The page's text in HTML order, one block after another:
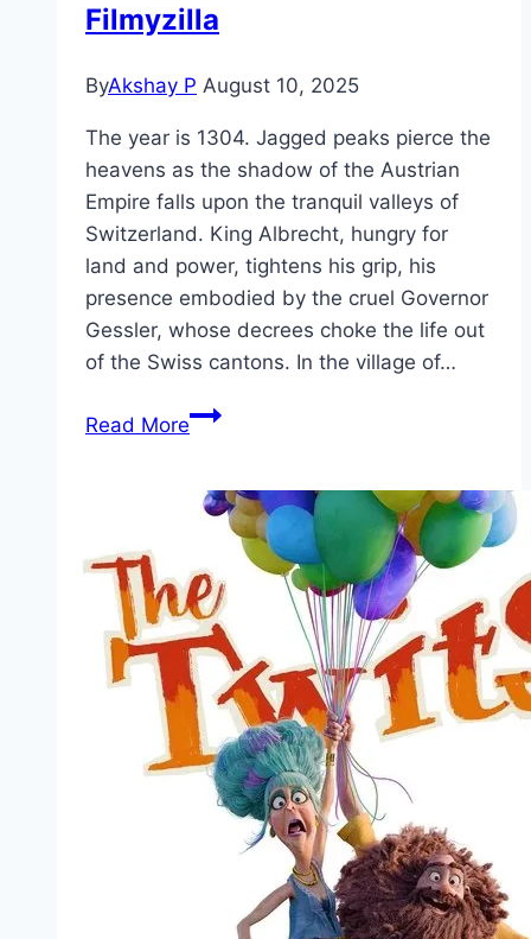
Filmyzilla
ByAkshay P August 10, 2025
The year is 1304. Jagged peaks pierce the
heavens as the shadow of the Austrian
Empire falls upon the tranquil valleys of
Switzerland. King Albrecht, hungry for
land and power, tightens his grip, his
presence embodied by the cruel Governor
Gessler, whose decrees choke the life out
of the Swiss cantons. In the village of…
Read MoreWilliam
Marathi
Filmyzilla